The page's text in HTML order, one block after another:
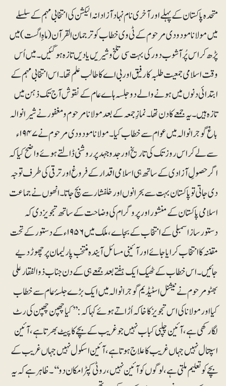
متحدہ پاکستان کے پہلے اور آخری نام نہاد آزاد انہ الیکشن کی انتخابی مہم کے سلسلے
میں مولانا مودودی مرحوم کے ٹی وی خطاب کو ترجمان القرآن (ماہِ اگست) میں
پڑھ کر اس پُرآشوب دور کی بہت سی تلخ و شیریں یادیں تازہ ہو گئیں۔ میں اُس
وقت اسلامی جمعیت طلبہ کا رفیق اور بی اے کا طالب علم تھا۔ اس انتخابی مہم کے
ابتدائی دنوں میں ہونے والے دو جلسہ ہاے عام کے نقوش آج تک ذہن میں
تازہ ہیں۔ یہ جمعے کا دن تھا۔ نمازِجمعہ کے بعد مولانا مرحوم و مغفور نے شیرانوالہ
با غ گوجرانوالہ میں عوام سے خطاب کیا ۔ مولانا مودودی مرحوم نے ۱۹۴۷ء
سے لے کر اس روز تک کی تاریخ اور جدو جہد پر روشنی ڈالتے ہوئے واضح کیا کہ
اگرحصولِ آزادی کے ساتھ ہی اسلامی اقدار کے فروغ اورترقی کی طرف توجہ
دی جاتی تو پاکستان بہت سے بحرانوں اورخلفشارسے بچ جاتا۔ انھوں نے جماعت
اسلامی پاکستان کے منشور اور پروگرام کی وضاحت کے ساتھ تجویز دی کہ
دستورساز اسمبلی کے انتخاب کے بجاے، ملک میں ۱۹۵۶ء کے دستور کے تحت
مقننہ کاانتخاب کرایا جائے اور آئینی مسا ئل آیندہ منتخب پارلیمان پر چھوڑ دیے
جائیں۔ اس خطاب کے ٹھیک ایک ہفتے بعد جمعے ہی کے دن جناب ذوالفقار علی
بھٹو مرحوم نے نیشنل اسٹیڈیم گوجرانوالہ میں ایک بڑے جلسۂ عام سے خطاب
کیا اور مولانا کی اس تجویز کا خاکہ اُڑاتے ہوئے کہا کہ: ’’کیا چھپن چھپن کی رٹ
لگا رکھی ہے، آئین چپلی کباب نہیں جوغریب کے بچے کاپیٹ بھرتا ہے، آئین
اسپتال نہیں جہاں غریب کا علاج ہو تا ہے، آئین اسکول نہیں جہاں غریب کے
بچے کو تعلیم ملتی ہے، لوگوں کو آئین نہیں، روٹی کپڑا مکان دو‘‘ ۔ظاہر ہے کہ یہ